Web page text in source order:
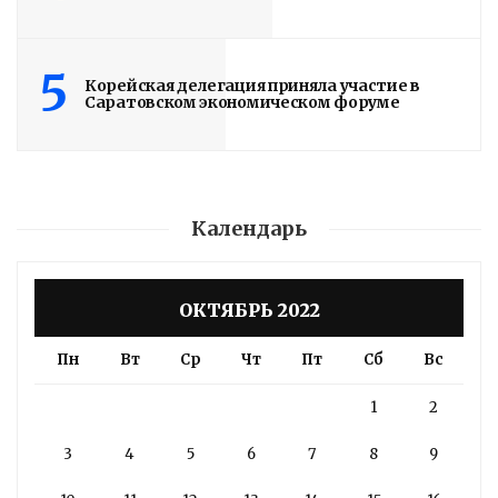
5
Корейская делегация приняла участие в
Саратовском экономическом форуме
Календарь
ОКТЯБРЬ 2022
Пн Вт Ср Чт Пт Сб Вс
1 2
3 4 5 6 7 8 9